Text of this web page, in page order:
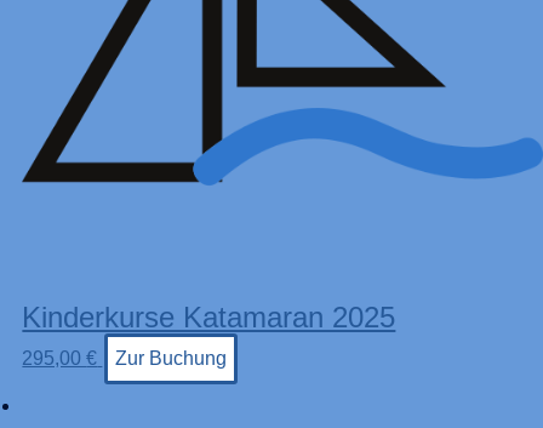
Kinderkurse Katamaran 2025
295,00€ Zur Buchung